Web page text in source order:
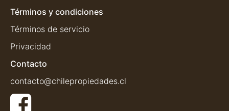
Términos y condiciones
Términos de servicio
Privacidad
Contacto
contacto@chilepropiedades.cl